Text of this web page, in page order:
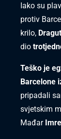
Iako su
protiv
krilo,
dio
Teško je
Barcelone
pripadali
svjetskim
Mađar